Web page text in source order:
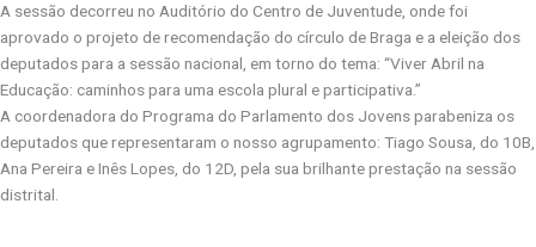
A sessão decorreu no Auditório do Centro de Juventude, onde foi
aprovado o projeto de recomendação do círculo de Braga e a eleição dos
deputados para a sessão nacional, em torno do tema: “Viver Abril na
Educação: caminhos para uma escola plural e participativa.”
A coordenadora do Programa do Parlamento dos Jovens parabeniza os
deputados que representaram o nosso agrupamento: Tiago Sousa, do 10B,
Ana Pereira e Inês Lopes, do 12D, pela sua brilhante prestação na sessão
distrital.